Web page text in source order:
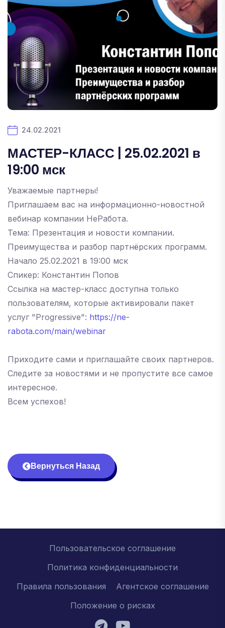
24.02.2021
МАСТЕР-КЛАСС | 25.02.2021 в
19:00 мск
Уважаемые партнеры!
Приглашаем вас на информационно-новостной
вебинар компании НеРабота.
Тема: Презентация и новости компании.
Преимущества и разбор партнёрских программ.
Начало 25.02.2021 в 19:00 мск
Спикер: Константин Попов
Ссылка на мастер-класс доступна только
пользователям, которые активировали пакет
услуг "Progressive": https://ne-
rabota.com/main/webinar
Приходите сами и приглашайте своих партнеров.
Следите за новостями и не пропустите все самое
интересное.
Всем успехов!
Вернуться Назад
Пользовательское соглашение
Политика конфиденциальности
Правила пользования
Агентское соглашение
Положение о рисках